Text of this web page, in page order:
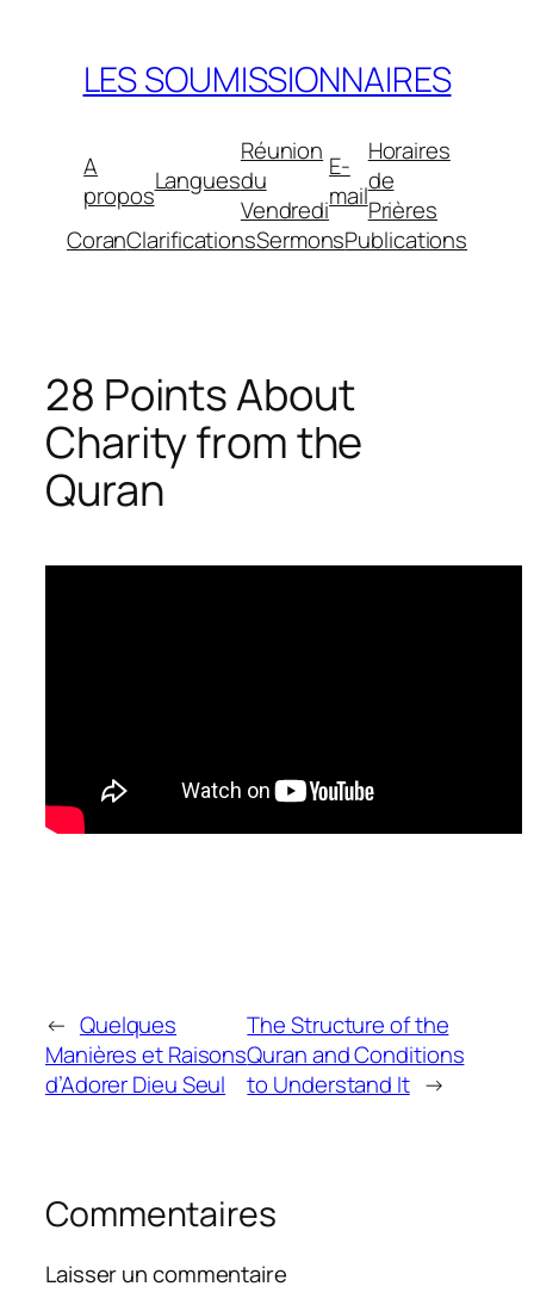
contenuLES SOUMISSIONNAIRES
A
proposLangues
Réunion
du
Vendredi
E-
mail
Horaires
de
Prières
CoranClarificationsSermonsPublications
28 Points About
Charity from the
Quran
← Quelques
Manières et Raisons
d’Adorer Dieu Seul
The Structure of the
Quran and Conditions
to Understand It →
Commentaires
Laisser un commentaire